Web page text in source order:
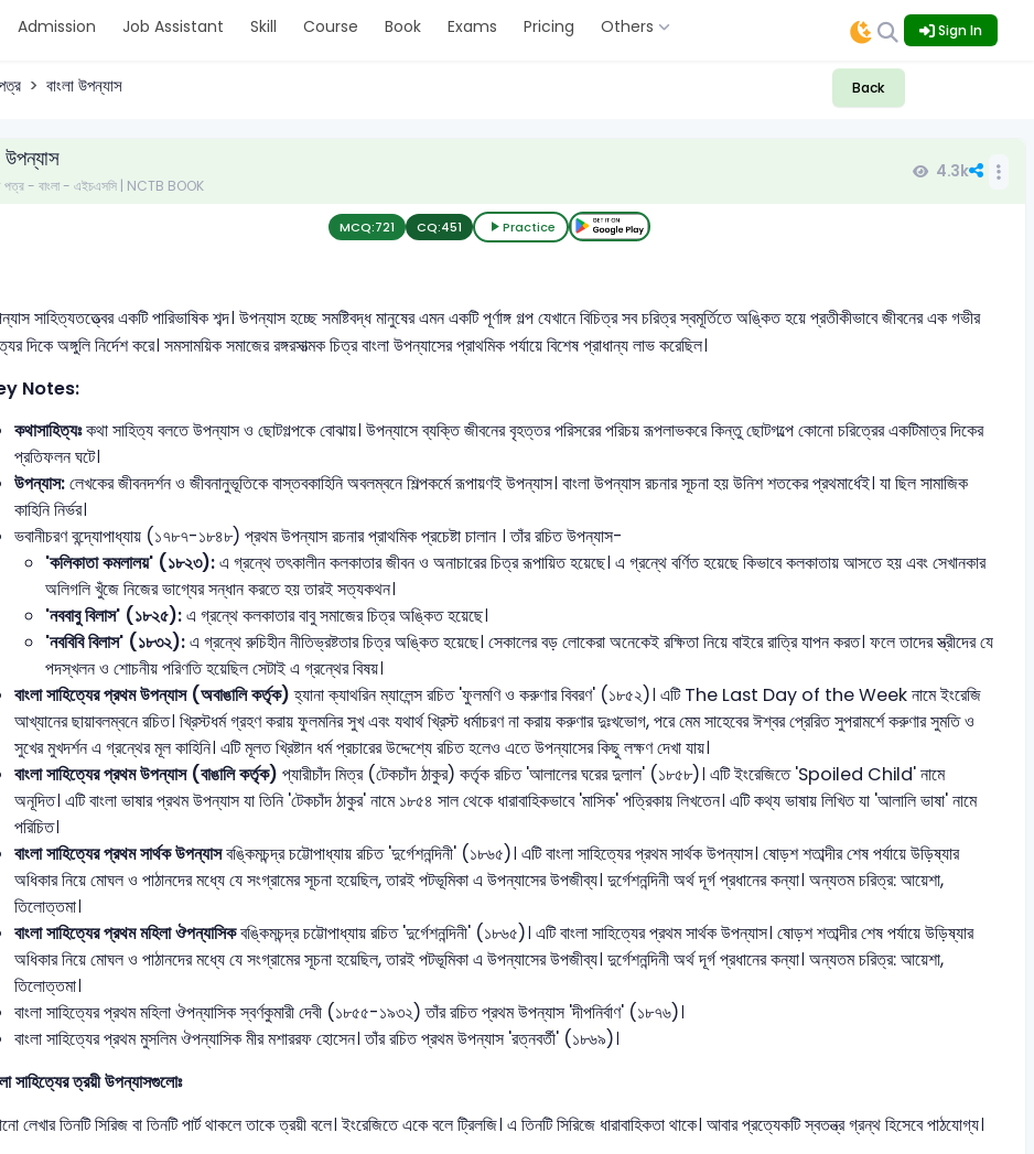
Admission Job Assistant Skill Course Book Exams Pricing Others Sign In
বাংলা উপন্যাস Back
উপন্যাস
পত্র - বাংলা - এইচএসসি | NCTB BOOK
4.3k
MCQ:721 CQ:451 Practice
সাহিত্যতত্ত্বের একটি পারিভাষিক শব্দ। উপন্যাস হচ্ছে সমষ্টিবদ্ধ মানুষের এমন একটি পূর্ণাঙ্গ গল্প যেখানে বিচিত্র সব চরিত্র স্বমূর্তিতে অঙ্কিত হয়ে প্রতীকীভাবে জীবনের এক গভীর
দিকে অঙ্গুলি নির্দেশ করে। সমসাময়িক সমাজের রঙ্গরসাত্মক চিত্র বাংলা উপন্যাসের প্রাথমিক পর্যায়ে বিশেষ প্রাধান্য লাভ করেছিল।
Notes:
কথাসাহিত্যঃকথা সাহিত্য বলতে উপন্যাস ও ছোটগল্পকে বোঝায়। উপন্যাসে ব্যক্তি জীবনের বৃহত্তর পরিসরের পরিচয় রূপলাভকরে কিন্তু ছোটগল্পে কোনো চরিত্রের একটিমাত্র দিকের
প্রতিফলন ঘটে।
উপন্যাস:লেখকের জীবনদর্শন ও জীবনানুভূতিকে বাস্তবকাহিনি অবলম্বনে শিল্পকর্মে রূপায়ণই উপন্যাস। বাংলা উপন্যাস রচনার সূচনা হয় উনিশ শতকের প্রথমার্ধেই। যা ছিল সামাজিক
কাহিনি নির্ভর।
ভবানীচরণ বন্দ্যোপাধ্যায় (১৭৮৭-১৮৪৮) প্রথম উপন্যাস রচনার প্রাথমিক প্রচেষ্টা চালান । তাঁর রচিত উপন্যাস-
'কলিকাতা কমলালয়' (১৮২৩):এ গ্রন্থে তৎকালীন কলকাতার জীবন ও অনাচারের চিত্র রূপায়িত হয়েছে। এ গ্রন্থে বর্ণিত হয়েছে কিভাবে কলকাতায় আসতে হয় এবং সেখানকার
অলিগলি খুঁজে নিজের ভাগ্যের সন্ধান করতে হয় তারই সত্যকথন।
'নববাবু বিলাস' (১৮২৫):এ গ্রন্থে কলকাতার বাবু সমাজের চিত্র অঙ্কিত হয়েছে।
'নববিবি বিলাস' (১৮৩২):এ গ্রন্থে রুচিহীন নীতিভ্রষ্টতার চিত্র অঙ্কিত হয়েছে। সেকালের বড় লোকেরা অনেকেই রক্ষিতা নিয়ে বাইরে রাত্রি যাপন করত। ফলে তাদের স্ত্রীদের যে
পদস্খলন ও শোচনীয় পরিণতি হয়েছিল সেটাই এ গ্রন্থের বিষয়।
বাংলা সাহিত্যের প্রথম উপন্যাস (অবাঙালি কর্তৃক)হ্যানা ক্যাথরিন ম্যালেন্স রচিত 'ফুলমণি ও করুণার বিবরণ' (১৮৫২)। এটি The Last Day of the Week নামে ইংরেজি
আখ্যানের ছায়াবলম্বনে রচিত। খ্রিস্টধর্ম গ্রহণ করায় ফুলমনির সুখ এবং যথার্থ খ্রিস্ট ধর্মাচরণ না করায় করুণার দুঃখভোগ, পরে মেম সাহেবের ঈশ্বর প্রেরিত সুপরামর্শে করুণার সুমতি ও
সুখের মুখদর্শন এ গ্রন্থের মূল কাহিনি। এটি মূলত খ্রিষ্টান ধর্ম প্রচারের উদ্দেশ্যে রচিত হলেও এতে উপন্যাসের কিছু লক্ষণ দেখা যায়।
বাংলা সাহিত্যের প্রথম উপন্যাস (বাঙালি কর্তৃক) প্যারীচাঁদ মিত্র (টেকচাঁদ ঠাকুর) কর্তৃক রচিত 'আলালের ঘরের দুলাল' (১৮৫৮)। এটি ইংরেজিতে 'Spoiled Child' নামে
অনূদিত। এটি বাংলা ভাষার প্রথম উপন্যাস যা তিনি 'টেকচাঁদ ঠাকুর' নামে ১৮৫৪ সাল থেকে ধারাবাহিকভাবে 'মাসিক' পত্রিকায় লিখতেন। এটি কথ্য ভাষায় লিখিত যা 'আলালি ভাষা' নামে
পরিচিত।
বাংলা সাহিত্যের প্রথম সার্থক উপন্যাসবঙ্কিমচন্দ্র চট্টোপাধ্যায় রচিত 'দুর্গেশনন্দিনী' (১৮৬৫)। এটি বাংলা সাহিত্যের প্রথম সার্থক উপন্যাস। ষোড়শ শতাব্দীর শেষ পর্যায়ে উড়িষ্যার
অধিকার নিয়ে মোঘল ও পাঠানদের মধ্যে যে সংগ্রামের সূচনা হয়েছিল, তারই পটভূমিকা এ উপন্যাসের উপজীব্য। দুর্গেশনন্দিনী অর্থ দূর্গ প্রধানের কন্যা। অন্যতম চরিত্র: আয়েশা,
তিলোত্তমা।
বাংলা সাহিত্যের প্রথম মহিলা ঔপন্যাসিকবঙ্কিমচন্দ্র চট্টোপাধ্যায় রচিত 'দুর্গেশনন্দিনী' (১৮৬৫)। এটি বাংলা সাহিত্যের প্রথম সার্থক উপন্যাস। ষোড়শ শতাব্দীর শেষ পর্যায়ে উড়িষ্যার
অধিকার নিয়ে মোঘল ও পাঠানদের মধ্যে যে সংগ্রামের সূচনা হয়েছিল, তারই পটভূমিকা এ উপন্যাসের উপজীব্য। দুর্গেশনন্দিনী অর্থ দূর্গ প্রধানের কন্যা। অন্যতম চরিত্র: আয়েশা,
তিলোত্তমা।
বাংলা সাহিত্যের প্রথম মহিলা ঔপন্যাসিক স্বর্ণকুমারী দেবী (১৮৫৫-১৯৩২) তাঁর রচিত প্রথম উপন্যাস 'দীপনির্বাণ' (১৮৭৬)।
বাংলা সাহিত্যের প্রথম মুসলিম ঔপন্যাসিক মীর মশাররফ হোসেন। তাঁর রচিত প্রথম উপন্যাস 'রত্নবর্তী' (১৮৬৯)।
সাহিত্যের ত্রয়ী উপন্যাসগুলোঃ
লেখার তিনটি সিরিজ বা তিনটি পার্ট থাকলে তাকে ত্রয়ী বলে। ইংরেজিতে একে বলে ট্রিলজি। এ তিনটি সিরিজে ধারাবাহিকতা থাকে। আবার প্রত্যেকটি স্বতন্ত্র গ্রন্থ হিসেবে পাঠযোগ্য।